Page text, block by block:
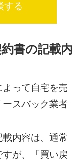
する
書の記載内
よって自宅を売
スバック業者
内容は、通常
が、「買い戻